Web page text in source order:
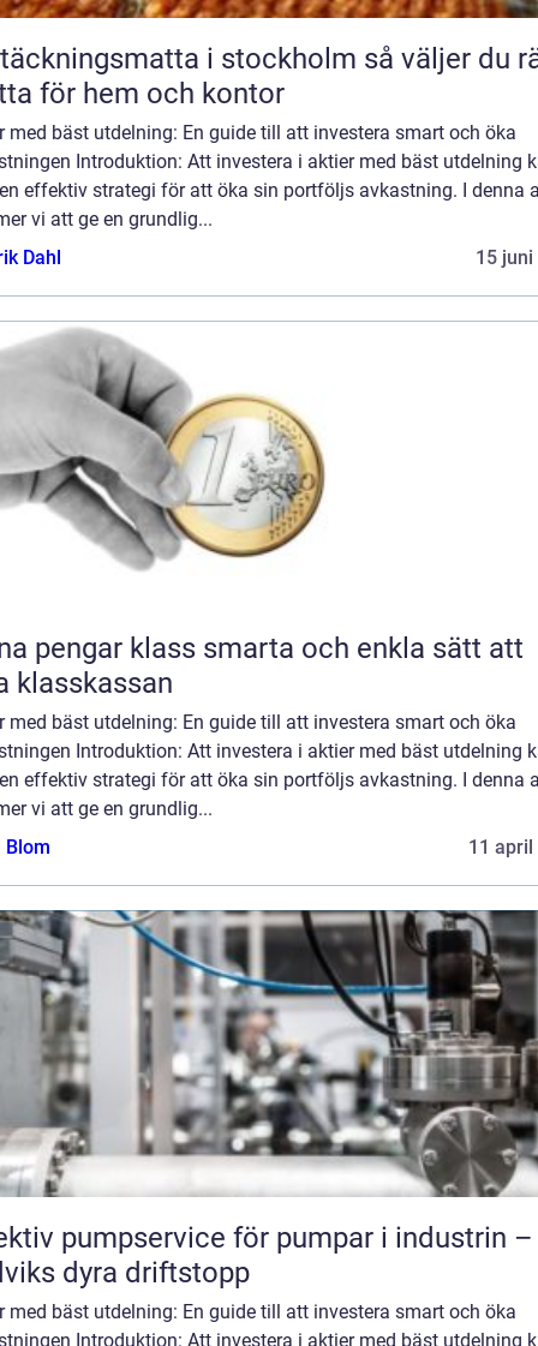
i stockholm så väljer du rätt
för hem och kontor
med bäst utdelning: En guide till att investera smart och öka
Introduktion: Att investera i aktier med bäst utdelning
effektiv strategi för att öka sin portföljs avkastning. I denna
vi att ge en grundlig...
Dahl
15 juni
klass smarta och enkla sätt att
klasskassan
med bäst utdelning: En guide till att investera smart och öka
Introduktion: Att investera i aktier med bäst utdelning
effektiv strategi för att öka sin portföljs avkastning. I denna
vi att ge en grundlig...
Blom
11 april
pumpservice för pumpar i industrin
dyra driftstopp
med bäst utdelning: En guide till att investera smart och öka
Introduktion: Att investera i aktier med bäst utdelning